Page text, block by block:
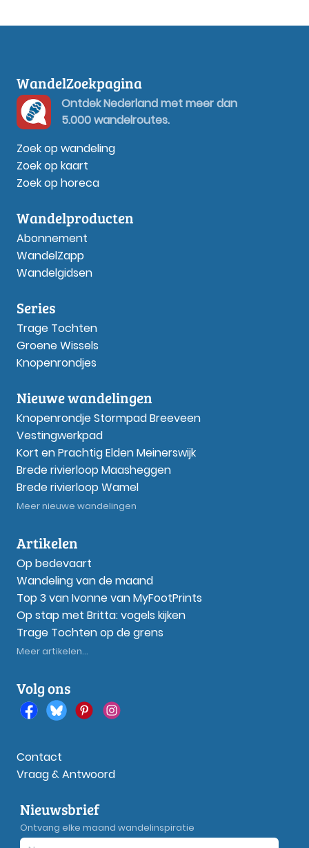
WandelZoekpagina
Ontdek Nederland met meer dan
5.000 wandelroutes.
Zoek op wandeling
Zoek op kaart
Zoek op horeca
Wandelproducten
Abonnement
WandelZapp
Wandelgidsen
Series
Trage Tochten
Groene Wissels
Knopenrondjes
Nieuwe wandelingen
Knopenrondje Stormpad Breeveen
Vestingwerkpad
Kort en Prachtig Elden Meinerswijk
Brede rivierloop Maasheggen
Brede rivierloop Wamel
Meer nieuwe wandelingen
Artikelen
Op bedevaart
Wandeling van de maand
Top 3 van Ivonne van MyFootPrints
Op stap met Britta: vogels kijken
Trage Tochten op de grens
Meer artikelen...
Volg ons
Contact
Vraag & Antwoord
Nieuwsbrief
Ontvang elke maand wandelinspiratie